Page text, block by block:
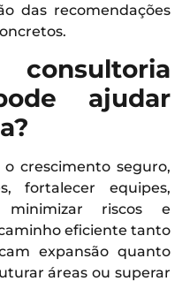
das recomendações
ajudar
crescimento seguro,
fortalecer equipes,
minimizar riscos e
eficiente tanto
expansão quanto
áreas ou superar